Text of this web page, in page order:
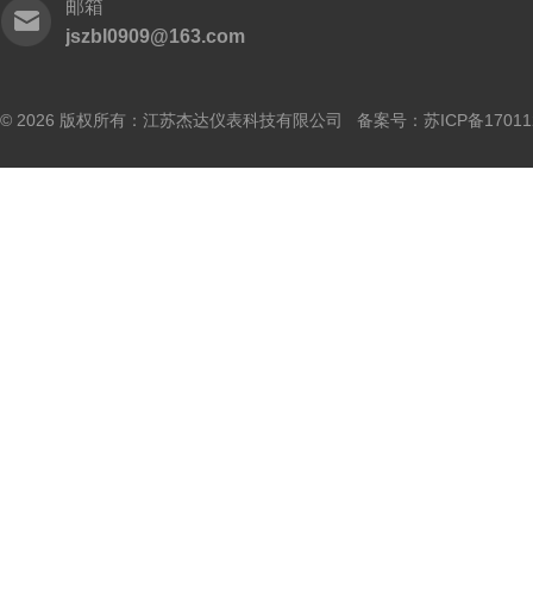
邮箱
jszbl0909@163.com
© 2026 版权所有：江苏杰达仪表科技有限公司 备案号： 苏ICP备